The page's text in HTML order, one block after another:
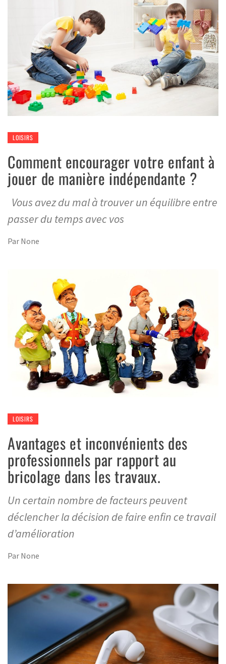
LOISIRS
Comment encourager votre enfant à
jouer de manière indépendante ?
Vous avez du mal à trouver un équilibre entre
passer du temps avec vos
Par None
LOISIRS
Avantages et inconvénients des
professionnels par rapport au
bricolage dans les travaux.
Un certain nombre de facteurs peuvent
déclencher la décision de faire enfin ce travail
d’amélioration
Par None